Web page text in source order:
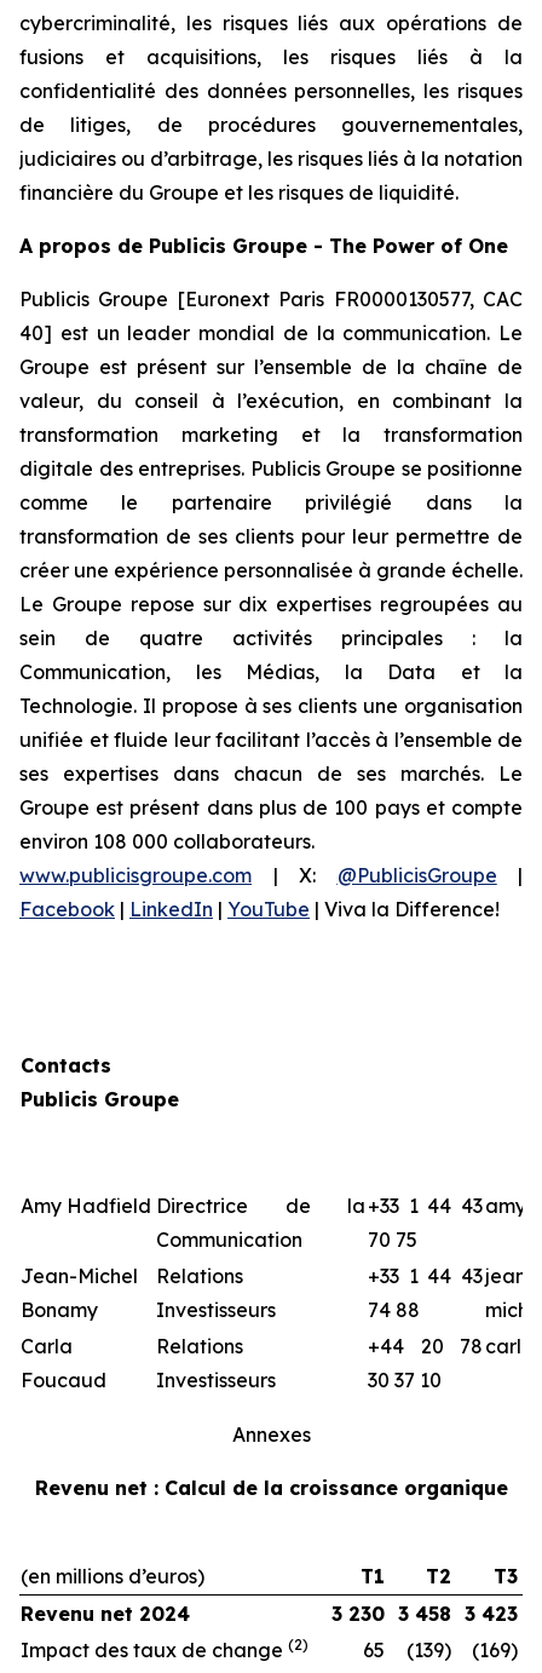
cybercriminalité, les risques liés aux opérations de
fusions et acquisitions, les risques liés à la
confidentialité des données personnelles, les risques
de litiges, de procédures gouvernementales,
judiciaires ou d’arbitrage, les risques liés à la notation
financière du Groupe et les risques de liquidité.
A propos de Publicis Groupe - The Power of One
Publicis Groupe [Euronext Paris FR0000130577, CAC
40] est un leader mondial de la communication. Le
Groupe est présent sur l’ensemble de la chaîne de
valeur, du conseil à l’exécution, en combinant la
transformation marketing et la transformation
digitale des entreprises. Publicis Groupe se positionne
comme le partenaire privilégié dans la
transformation de ses clients pour leur permettre de
créer une expérience personnalisée à grande échelle.
Le Groupe repose sur dix expertises regroupées au
sein de quatre activités principales : la
Communication, les Médias, la Data et la
Technologie. Il propose à ses clients une organisation
unifiée et fluide leur facilitant l’accès à l’ensemble de
ses expertises dans chacun de ses marchés. Le
Groupe est présent dans plus de 100 pays et compte
environ 108 000 collaborateurs.
www.publicisgroupe.com | X: @PublicisGroupe |
Facebook | LinkedIn | YouTube | Viva la Difference!
Contacts
Publicis Groupe
Amy Hadfield Directrice de la
Communication
+33 1 44 43
70 75
Jean-Michel
Bonamy
Relations
Investisseurs
+33 1 44 43
74 88
jean-
Carla
Foucaud
Relations
Investisseurs
+44 20 78
30 37 10
Annexes
Revenu net : Calcul de la croissance organique
(en millions d’euros) T1 T2 T3
Revenu net 2024
3 230 3 458 3 423
Impact des taux de change (2) 65 (139) (169)